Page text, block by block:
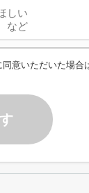
意いただいた場合